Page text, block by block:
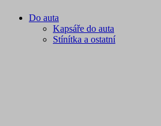
Do auta
Kapsáře do auta
Stínítka a ostatní